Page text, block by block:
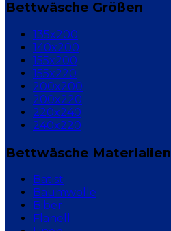
Bettwäsche Größen
135x200
140x200
155x200
155x220
200x200
200x220
220x240
240x220
Bettwäsche Materialien
Batist
Baumwolle
Biber
Flanell